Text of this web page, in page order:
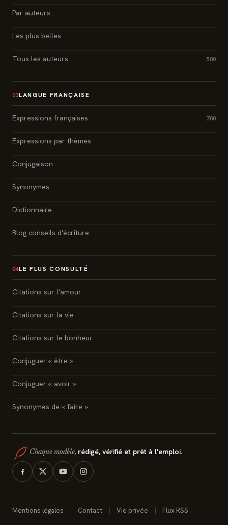
Par auteurs
Les plus belles
Tous les auteurs 500
03LANGUE FRANÇAISE
Expressions françaises 700
Expressions par thèmes
Conjugaison
Synonymes
Dictionnaire
Blog conseils d'écriture
04LE PLUS CONSULTÉ
Citations sur l'amour
Citations sur la vie
Citations sur le bonheur
Conjuguer « être »
Conjuguer « avoir »
Synonymes de « faire »
Chaque modèle, rédigé, vérifié et prêt à l'emploi.
Mentions légales Contact Vie privée Flux RSS